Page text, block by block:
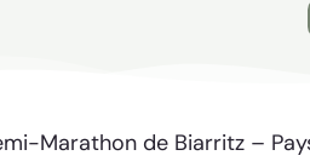
Marathon de Biarritz –